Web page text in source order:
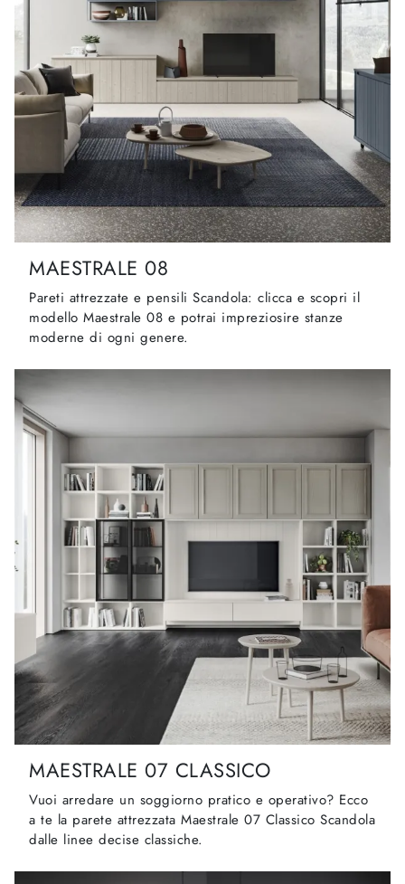
MAESTRALE 08
Pareti attrezzate e pensili Scandola: clicca e scopri il
modello Maestrale 08 e potrai impreziosire stanze
moderne di ogni genere.
MAESTRALE 07 CLASSICO
Vuoi arredare un soggiorno pratico e operativo? Ecco
a te la parete attrezzata Maestrale 07 Classico Scandola
dalle linee decise classiche.